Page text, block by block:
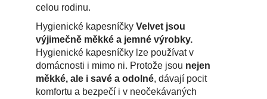
celou rodinu.
Hygienické kapesníčky Velvet jsou
výjimečně měkké a jemné výrobky.
Hygienické kapesníčky lze používat v
domácnosti i mimo ni. Protože jsou nejen
měkké, ale i savé a odolné, dávají pocit
komfortu a bezpečí i v neočekávaných